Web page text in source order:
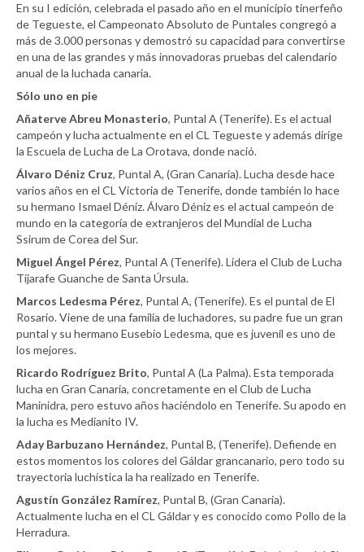
En su I edición, celebrada el pasado año en el municipio tinerfeño
de Tegueste, el Campeonato Absoluto de Puntales congregó a
más de 3.000 personas y demostró su capacidad para convertirse
en una de las grandes y más innovadoras pruebas del calendario
anual de la luchada canaria.
Sólo uno en pie
Añaterve Abreu Monasterio, Puntal A (Tenerife). Es el actual
campeón y lucha actualmente en el CL Tegueste y además dirige
la Escuela de Lucha de La Orotava, donde nació.
Álvaro Déniz Cruz, Puntal A, (Gran Canaria). Lucha desde hace
varios años en el CL Victoria de Tenerife, donde también lo hace
su hermano Ismael Déniz. Álvaro Déniz es el actual campeón de
mundo en la categoría de extranjeros del Mundial de Lucha
Ssirum de Corea del Sur.
Miguel Ángel Pérez, Puntal A (Tenerife). Lidera el Club de Lucha
Tijarafe Guanche de Santa Úrsula.
Marcos Ledesma Pérez, Puntal A, (Tenerife). Es el puntal de El
Rosario. Viene de una familia de luchadores, su padre fue un gran
puntal y su hermano Eusebio Ledesma, que es juvenil es uno de
los mejores.
Ricardo Rodríguez Brito, Puntal A (La Palma). Esta temporada
lucha en Gran Canaria, concretamente en el Club de Lucha
Maninidra, pero estuvo años haciéndolo en Tenerife. Su apodo en
la lucha es Medianito IV.
Aday Barbuzano Hernández, Puntal B, (Tenerife). Defiende en
estos momentos los colores del Gáldar grancanario, pero todo su
trayectoria luchística la ha realizado en Tenerife.
Agustín González Ramírez, Puntal B, (Gran Canaria).
Actualmente lucha en el CL Gáldar y es conocido como Pollo de la
Herradura.